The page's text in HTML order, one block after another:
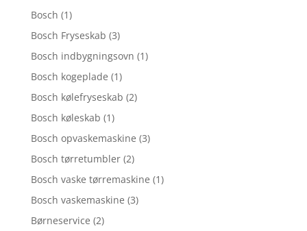
Bosch (1)
Bosch Fryseskab (3)
Bosch indbygningsovn (1)
Bosch kogeplade (1)
Bosch kølefryseskab (2)
Bosch køleskab (1)
Bosch opvaskemaskine (3)
Bosch tørretumbler (2)
Bosch vaske tørremaskine (1)
Bosch vaskemaskine (3)
Børneservice (2)